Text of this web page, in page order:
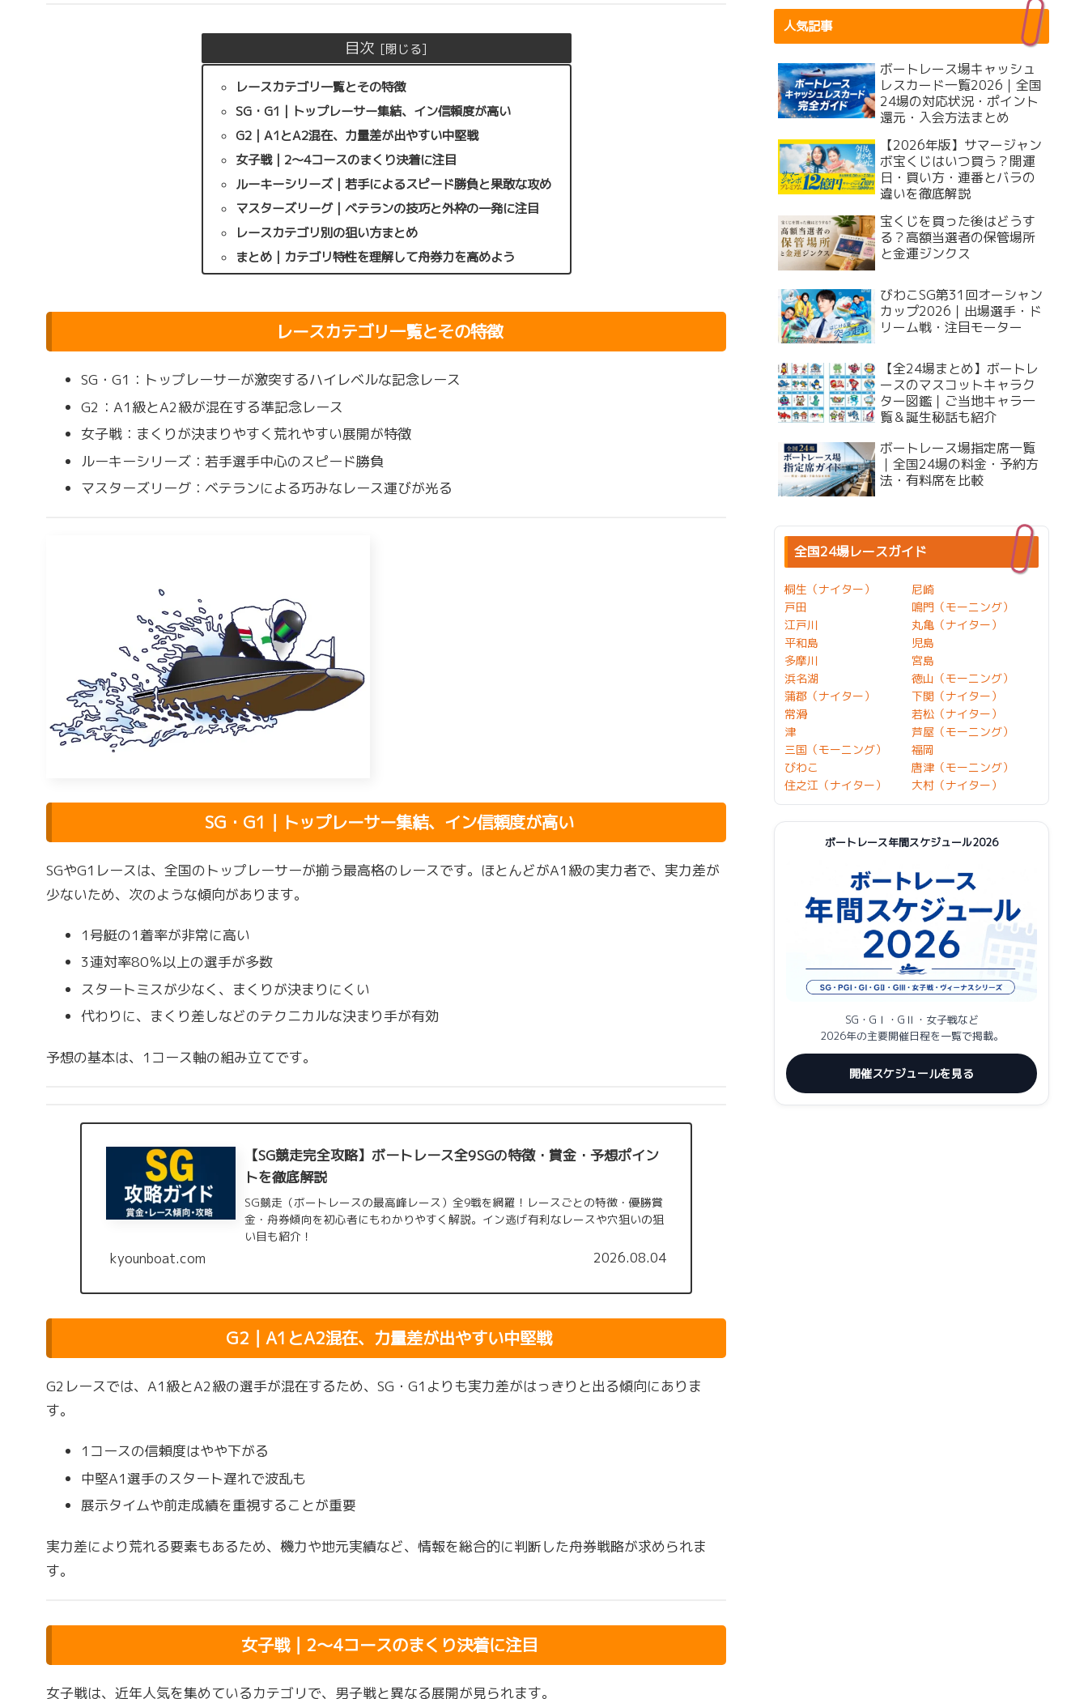
目次
レースカテゴリ一覧とその特徴
SG・G1｜トップレーサー集結、イン信頼度が高い
G2｜A1とA2混在、力量差が出やすい中堅戦
女子戦｜2〜4コースのまくり決着に注目
ルーキーシリーズ｜若手によるスピード勝負と果敢な攻め
マスターズリーグ｜ベテランの技巧と外枠の一発に注目
レースカテゴリ別の狙い方まとめ
まとめ｜カテゴリ特性を理解して舟券力を高めよう
レースカテゴリ一覧とその特徴
SG・G1：トップレーサーが激突するハイレベルな記念レース
G2：A1級とA2級が混在する準記念レース
女子戦：まくりが決まりやすく荒れやすい展開が特徴
ルーキーシリーズ：若手選手中心のスピード勝負
マスターズリーグ：ベテランによる巧みなレース運びが光る
SG・G1｜トップレーサー集結、イン信頼度が高い
SGやG1レースは、全国のトップレーサーが揃う最高格のレースです。ほとんどがA1級の実力者で、実力差が
少ないため、次のような傾向があります。
1号艇の1着率が非常に高い
3連対率80％以上の選手が多数
スタートミスが少なく、まくりが決まりにくい
代わりに、まくり差しなどのテクニカルな決まり手が有効
予想の基本は、1コース軸の組み立てです。
【SG競走完全攻略】ボートレース全9SGの特徴・賞金・予想ポイン
トを徹底解説
SG競走（ボートレースの最高峰レース）全9戦を網羅！レースごとの特徴・優勝賞
金・舟券傾向を初心者にもわかりやすく解説。イン逃げ有利なレースや穴狙いの狙
い目も紹介！
kyounboat.com 2026.08.04
G2｜A1とA2混在、力量差が出やすい中堅戦
G2レースでは、A1級とA2級の選手が混在するため、SG・G1よりも実力差がはっきりと出る傾向にありま
す。
1コースの信頼度はやや下がる
中堅A1選手のスタート遅れで波乱も
展示タイムや前走成績を重視することが重要
実力差により荒れる要素もあるため、機力や地元実績など、情報を総合的に判断した舟券戦略が求められま
す。
女子戦｜2〜4コースのまくり決着に注目
女子戦は、近年人気を集めているカテゴリで、男子戦と異なる展開が見られます。
人気記事
ボートレース場キャッシュ
レスカード一覧2026｜全国
24場の対応状況・ポイント
還元・入会方法まとめ
【2026年版】サマージャン
ボ宝くじはいつ買う？開運
日・買い方・連番とバラの
違いを徹底解説
宝くじを買った後はどうす
る？高額当選者の保管場所
と金運ジンクス
びわこSG第31回オーシャン
カップ2026｜出場選手・ド
リーム戦・注目モーター
【全24場まとめ】ボートレ
ースのマスコットキャラク
ター図鑑｜ご当地キャラ一
覧＆誕生秘話も紹介
ボートレース場指定席一覧
｜全国24場の料金・予約方
法・有料席を比較
全国24場レースガイド
桐生（ナイター）
戸田
江戸川
平和島
多摩川
浜名湖
蒲郡（ナイター）
常滑
津
三国（モーニング）
びわこ
住之江（ナイター）
尼崎
鳴門（モーニング）
丸亀（ナイター）
児島
宮島
徳山（モーニング）
下関（ナイター）
若松（ナイター）
芦屋（モーニング）
福岡
唐津（モーニング）
大村（ナイター）
ボートレース年間スケジュール2026
SG・GⅠ・GⅡ・女子戦など
2026年の主要開催日程を一覧で掲載。
開催スケジュールを見る